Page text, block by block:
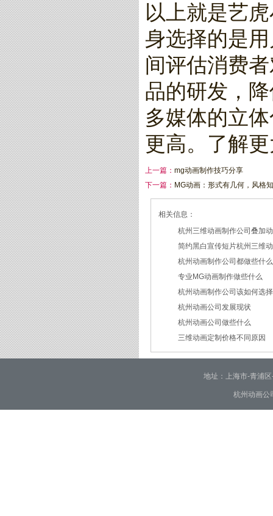
以上就是艺
身选择的是
间评估消费
品的研发，
多媒体的立
更高。了解
上一篇： mg动画制作技巧分享
下一篇： MG动画：形式有几何，风格
相关信息：
杭州三维动画制作公司叠加
2026/07/27
简约黑白宣传短片杭州三维
2026/07/23
杭州动画制作公司都做些什
2026/03/18
专业MG动画制作做些什么
2026/03/16
杭州动画制作公司该如何选择
2026/03/05
杭州动画公司发展现状
2026/03/03
杭州动画公司做些什么
2026/02/28
三维动画定制价格不同原因
2026/02/02
地址：上海市-青浦
杭州动画公